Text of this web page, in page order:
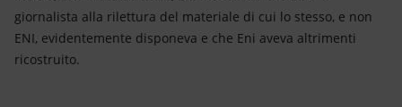
giornalista alla rilettura del materiale di cui lo stesso, e non
ENI, evidentemente disponeva e che Eni aveva altrimenti
ricostruito.